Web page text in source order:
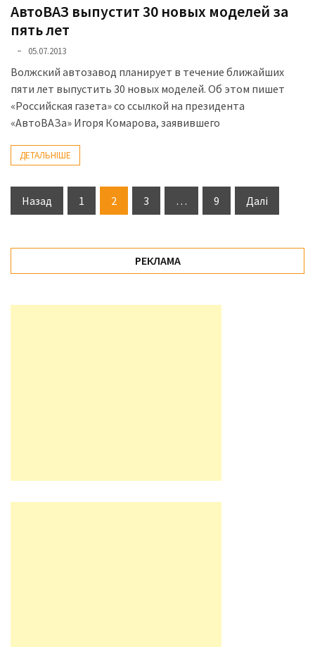
АвтоВАЗ выпустит 30 новых моделей за
пять лет
05.07.2013
Волжский автозавод планирует в течение ближайших
пяти лет выпустить 30 новых моделей. Об этом пишет
«Российская газета» со ссылкой на президента
«АвтоВАЗа» Игоря Комарова, заявившего
ДЕТАЛЬНІШЕ
Пагінація
записів
Назад 1 2 3 … 9 Далі
РЕКЛАМА